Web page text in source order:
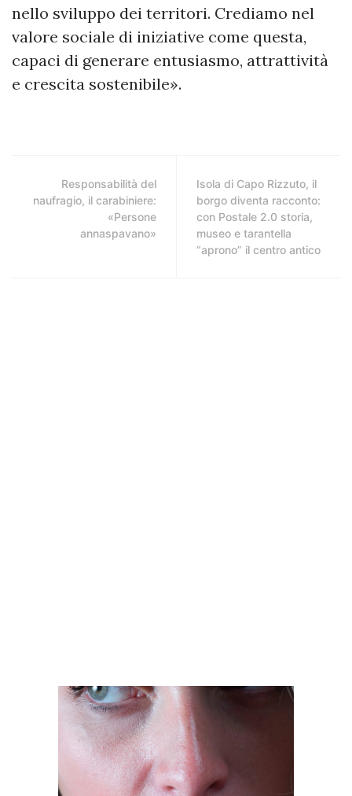
nello sviluppo dei territori. Crediamo nel
valore sociale di iniziative come questa,
capaci di generare entusiasmo, attrattività
e crescita sostenibile».
Responsabilità del
naufragio, il carabiniere:
«Persone
annaspavano»
Isola di Capo Rizzuto, il
borgo diventa racconto:
con Postale 2.0 storia,
museo e tarantella
“aprono” il centro antico